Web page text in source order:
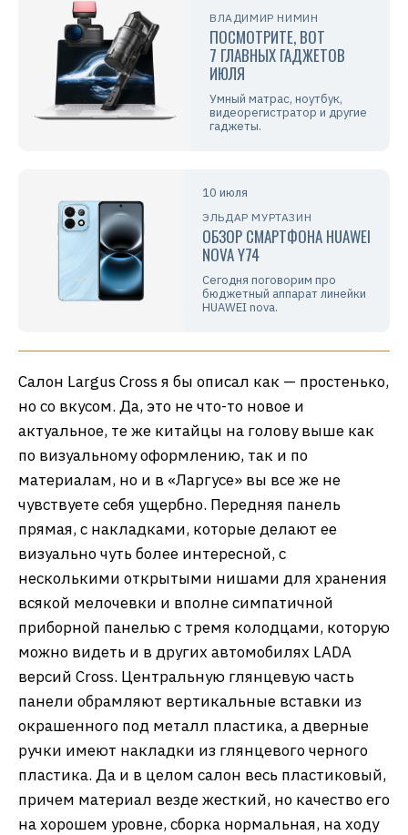
ВЛАДИМИР НИМИН
ПОСМОТРИТЕ, ВОТ
7 ГЛАВНЫХ ГАДЖЕТОВ
ИЮЛЯ
Умный матрас, ноутбук,
видеорегистратор и другие
гаджеты.
10 июля
ЭЛЬДАР МУРТАЗИН
ОБЗОР СМАРТФОНА HUAWEI
NOVA Y74
Сегодня поговорим про
бюджетный аппарат линейки
HUAWEI nova.
Салон Largus Cross я бы описал как — простенько,
но со вкусом. Да, это не что-то новое и
актуальное, те же китайцы на голову выше как
по визуальному оформлению, так и по
материалам, но и в «Ларгусе» вы все же не
чувствуете себя ущербно. Передняя панель
прямая, с накладками, которые делают ее
визуально чуть более интересной, с
несколькими открытыми нишами для хранения
всякой мелочевки и вполне симпатичной
приборной панелью с тремя колодцами, которую
можно видеть и в других автомобилях LADA
версий Cross. Центральную глянцевую часть
панели обрамляют вертикальные вставки из
окрашенного под металл пластика, а дверные
ручки имеют накладки из глянцевого черного
пластика. Да и в целом салон весь пластиковый,
причем материал везде жесткий, но качество его
на хорошем уровне, сборка нормальная, на ходу